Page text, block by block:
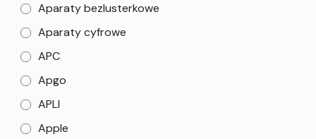
Aparaty bezlusterkowe
Aparaty cyfrowe
APC
Apgo
APLI
Apple